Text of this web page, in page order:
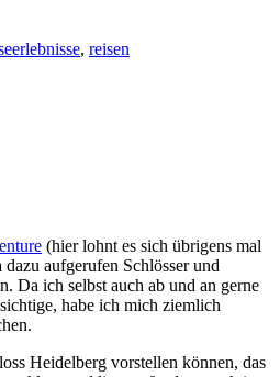
, reisen
(hier lohnt es sich übrigens mal
aufgerufen Schlösser und
Da ich selbst auch ab und an gerne
habe ich mich ziemlich
Heidelberg vorstellen können, das